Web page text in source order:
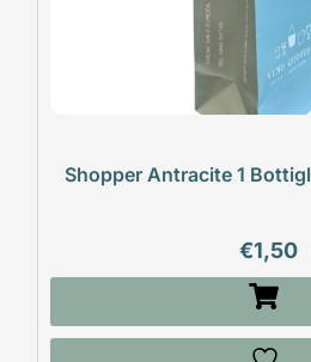
Shopper Antracite 1
€1,50